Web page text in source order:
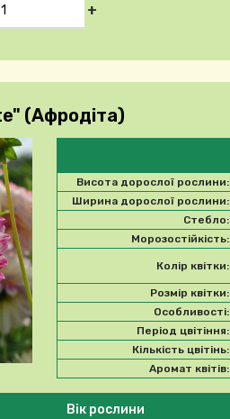
+
(Афродіта)
Висота дорослої рослини:
Ширина дорослої рослини:
Стебло:
Морозостійкість:
Колір квітки:
Розмір квітки:
Особливості:
Період цвітіння:
Кількість цвітінь:
Аромат квітів:
Вік рослини